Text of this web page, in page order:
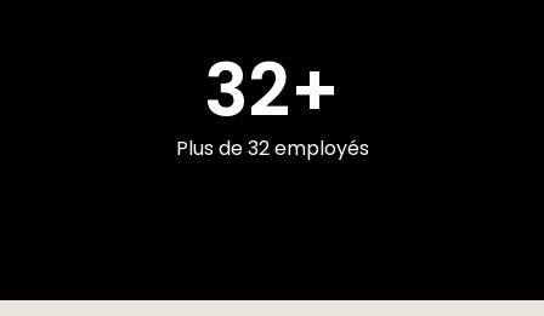
Plus de 32 employés
32+